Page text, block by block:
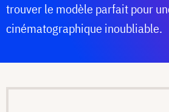
trouver le modèle parfait pour
cinématographique inoubliable.